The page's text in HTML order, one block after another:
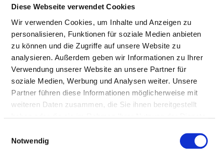
Diese Webseite verwendet Cookies
Wir verwenden Cookies, um Inhalte und Anzeigen zu
personalisieren, Funktionen für soziale Medien anbieten
zu können und die Zugriffe auf unsere Website zu
analysieren. Außerdem geben wir Informationen zu Ihrer
Verwendung unserer Website an unsere Partner für
soziale Medien, Werbung und Analysen weiter. Unsere
Partner führen diese Informationen möglicherweise mit
weiteren Daten zusammen, die Sie ihnen bereitgestellt
Notwendig
TEILNAHME AN SONSTIGEN
VERFAHREN
KTQ-Zertifizierung
-
Bezeichnung Qualitaetsindikator: Zertifizierung
Ergebnis: Bestanden
Rechenregeln: -